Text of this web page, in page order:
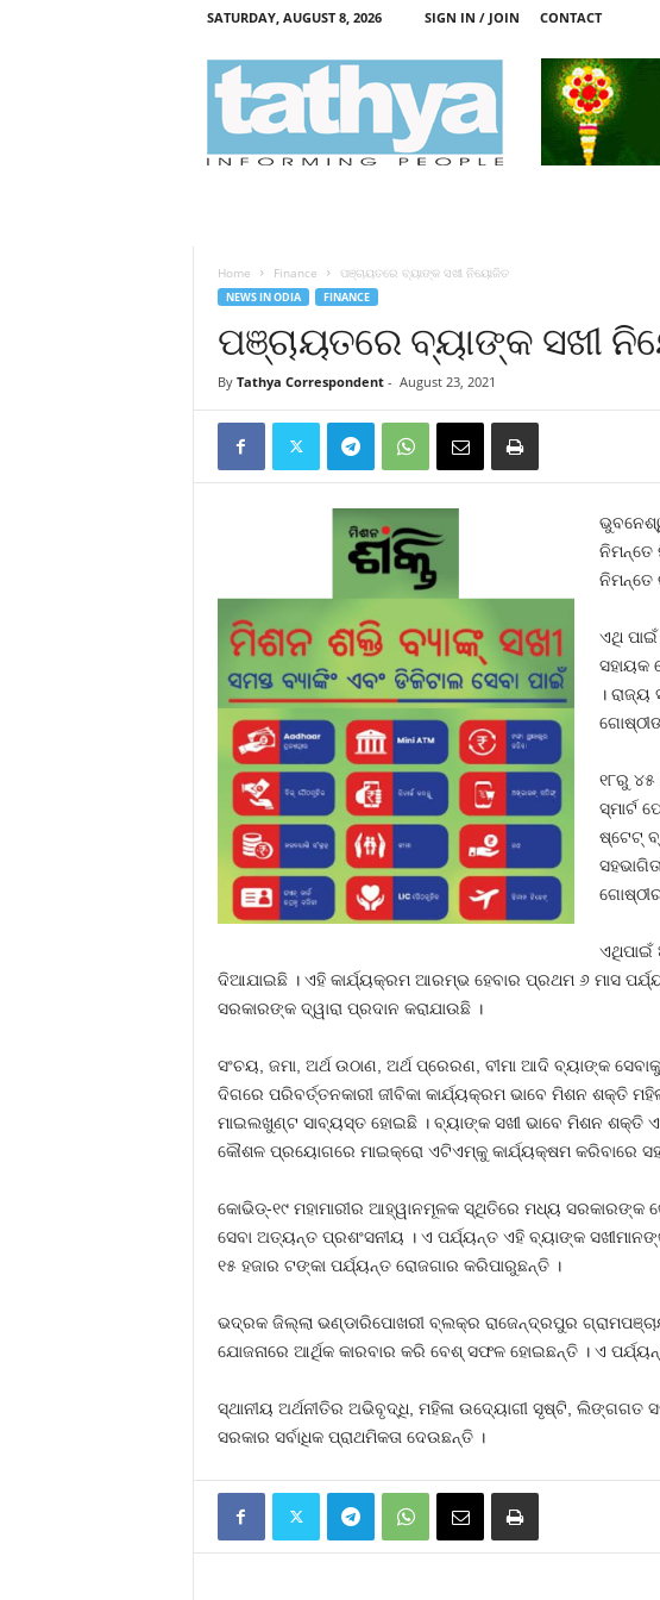
SATURDAY, AUGUST 8, 2026 SIGN IN / JOIN CONTACT
Home Finance ପଞ୍ଚାୟତରେ ବ୍ୟାଙ୍କ ସଖୀ ନିୟୋଜିତ
NEWS IN ODIA FINANCE
ପଞ୍ଚାୟତରେ ବ୍ୟାଙ୍କ ସଖୀ
By Tathya Correspondent- August 23, 2021
ନିମନ୍ତେ
ନିମନ୍ତେ
ଏଥି
ସହାୟକ
।
୧୮ରୁ
ସ୍ମାର୍ଟ
ଷ୍ଟେଟ୍‌
ଏଥିପାଇଁ
ଦିଆଯାଇଛି । ଏହି କାର୍ଯ୍ୟକ୍ରମ ଆରମ୍ଭ ହେବାର ପ୍ରଥମ ୬ ମାସ
ସରକାରଙ୍କ ଦ୍ୱାରା ପ୍ରଦାନ କରାଯାଉଛି ।
ସଂଚୟ, ଜମା, ଅର୍ଥ ଉଠାଣ, ଅର୍ଥ ପ୍ରେରଣ, ବୀମା ଆଦି ବ୍ୟାଙ୍କ
ଦିଗରେ ପରିବର୍ତ୍ତନକାରୀ ଜୀବିକା କାର୍ଯ୍ୟକ୍ରମ ଭାବେ ମିଶନ ଶକ୍ତି
ମାଇଲଖୁଣ୍ଟ ସାବ୍ୟସ୍ତ ହୋଇଛି । ବ୍ୟାଙ୍କ ସଖୀ ଭାବେ ମିଶନ ଶକ୍ତି
କୌଶଳ ପ୍ରୟୋଗରେ ମାଇକ୍ରୋ ଏଟିଏମ୍‌କୁ କାର୍ଯ୍ୟକ୍ଷମ କରିବାରେ
କୋଭିଡ୍‌-୧୯ ମହାମାରୀର ଆହ୍ୱାନମୂଳକ ସ୍ଥିତିରେ ମଧ୍ୟ ସରକାରଙ୍କ
ସେବା ଅତ୍ୟନ୍ତ ପ୍ରଶଂସନୀୟ । ଏ ପର୍ଯ୍ୟନ୍ତ ଏହି ବ୍ୟାଙ୍କ
୧୫ ହଜାର ଟଙ୍କା ପର୍ଯ୍ୟନ୍ତ ରୋଜଗାର କରିପାରୁଛନ୍ତି ।
ଭଦ୍ରକ ଜିଲ୍ଲା ଭଣ୍ଡାରିପୋଖରୀ ବ୍ଲକ୍‌ର ରାଜେନ୍ଦ୍ରପୁର
ଯୋଜନାରେ ଆର୍ଥିକ କାରବାର କରି ବେଶ୍‌ ସଫଳ ହୋଇଛନ୍ତି । ଏ
ସ୍ଥାନୀୟ ଅର୍ଥନୀତିର ଅଭିବୃଦ୍ଧି, ମହିଳା ଉଦ୍ୟୋଗୀ ସୃଷ୍ଟି, ଲିଙ୍ଗଗତ
ସରକାର ସର୍ବାଧିକ ପ୍ରାଥମିକତା ଦେଉଛନ୍ତି ।